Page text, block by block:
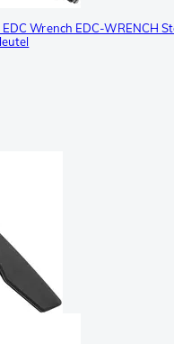
Wrench EDC-WRENCH